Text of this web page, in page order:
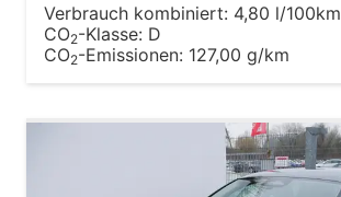
Verbrauch kombiniert: 4,80 l/100km
CO2-Klasse: D
CO2-Emissionen: 127,00 g/km